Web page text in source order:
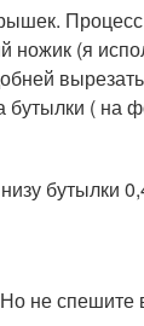
ножик (я
( на
бутылки
не спешите